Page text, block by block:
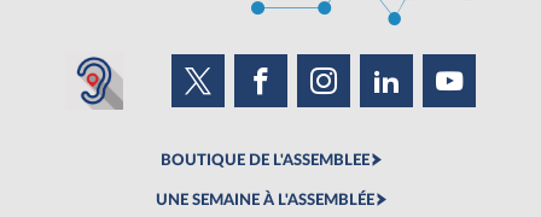
BOUTIQUE DE L'ASSEMBLEE
UNE SEMAINE À L'ASSEMBLÉE